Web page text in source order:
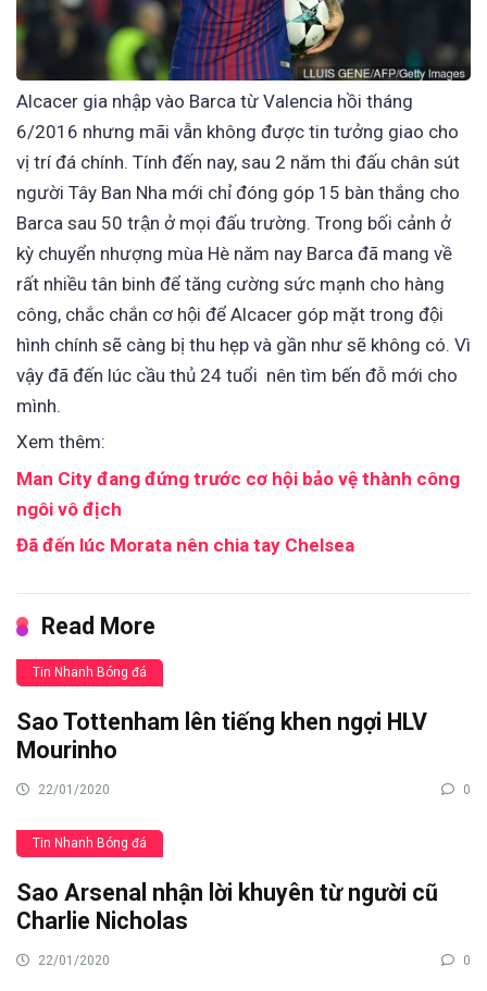
Alcacer gia nhập vào Barca từ Valencia hồi tháng
6/2016 nhưng mãi vẫn không được tin tưởng giao cho
vị trí đá chính. Tính đến nay, sau 2 năm thi đấu chân sút
người Tây Ban Nha mới chỉ đóng góp 15 bàn thắng cho
Barca sau 50 trận ở mọi đấu trường. Trong bối cảnh ở
kỳ chuyển nhượng mùa Hè năm nay Barca đã mang về
rất nhiều tân binh để tăng cường sức mạnh cho hàng
công, chắc chắn cơ hội để Alcacer góp mặt trong đội
hình chính sẽ càng bị thu hẹp và gần như sẽ không có. Vì
vậy đã đến lúc cầu thủ 24 tuổi nên tìm bến đỗ mới cho
mình.
Xem thêm:
Man City đang đứng trước cơ hội bảo vệ thành công
ngôi vô địch
Đã đến lúc Morata nên chia tay Chelsea
Read More
Tin Nhanh Bóng đá
Sao Tottenham lên tiếng khen ngợi HLV
Mourinho
22/01/2020 0
Tin Nhanh Bóng đá
Sao Arsenal nhận lời khuyên từ người cũ
Charlie Nicholas
22/01/2020 0